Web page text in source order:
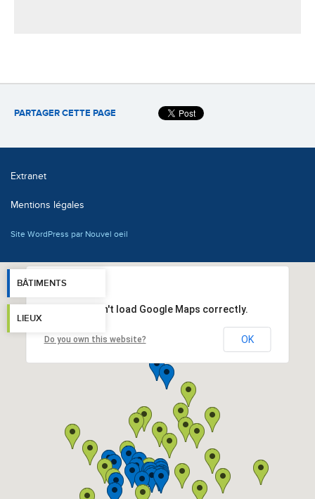
PARTAGER CETTE PAGE
Extranet
Mentions légales
Site WordPress par Nouvel oeil
BÂTIMENTS
LIEUX
This page can't load Google Maps correctly.
Do you own this website? OK